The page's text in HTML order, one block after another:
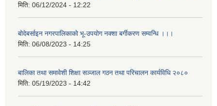
मिति: 06/12/2024 - 12:22
बोदेबर्साइन नगरपालिकाको भू-उपयोग नक्शा बर्गीकरण सम्वन्धि ।।।
मिति: 06/08/2023 - 14:25
बालिका तथा समावेशी शिक्षा सञ्जाल गठन तथा परिचालन कार्यविधि २०८०
मिति: 05/19/2023 - 14:42